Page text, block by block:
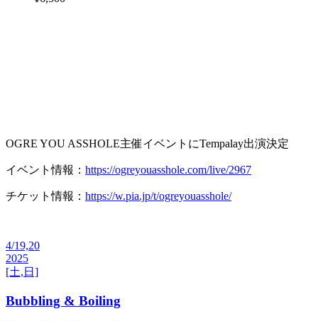
OGRE YOU ASSHOLE主催イベントにTempalay出演決定
イベント情報： https://ogreyouasshole.com/live/2967
チケット情報： https://w.pia.jp/t/ogreyouasshole/
4/19,20
2025
[土,日]
Bubbling & Boiling